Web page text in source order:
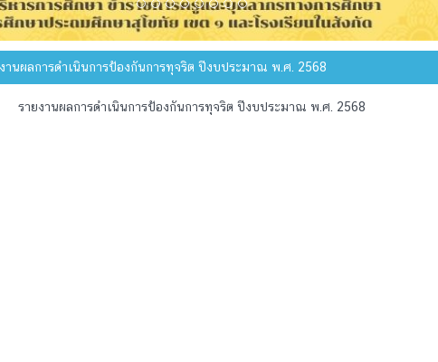
านผลการดำเนินการป้องกันการทุจริต ปีงบประมาณ พ.ศ. 2568
รายงานผลการดำเนินการป้องกันการทุจริต ปีงบประมาณ พ.ศ. 2568